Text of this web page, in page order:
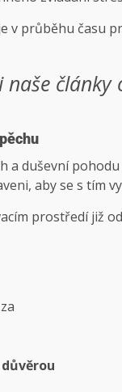
v průběhu času
naše
a duševní
aby se s tím
prostředí již